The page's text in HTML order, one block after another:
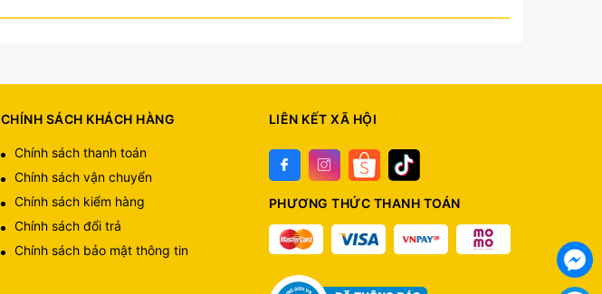
CHÍNH SÁCH KHÁCH HÀNG
Chính sách thanh toán
Chính sách vận chuyển
Chính sách kiểm hàng
Chính sách đổi trả
Chính sách bảo mật thông tin
LIÊN KẾT XÃ HỘI
PHƯƠNG THỨC THANH TOÁN